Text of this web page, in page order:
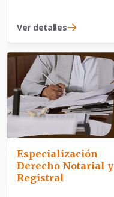
Ver detalles
Especialización
Derecho Notarial y
Registral